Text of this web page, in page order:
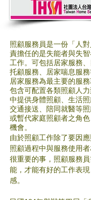
照顧服務員是一份「人
責擔任的是失能者與失
工作。可包括居家服務
托顧服務、居家喘息服
居家服務為最主要的服
包含可配置各類照顧人
中提供身體照顧、生活照
交通接送、陪同就醫等
或暫代家庭照顧者之角
機會。
由於照顧工作除了要因
照顧過程中與服務使用
很重要的事，照顧服務
能，才能有好的工作表
感。